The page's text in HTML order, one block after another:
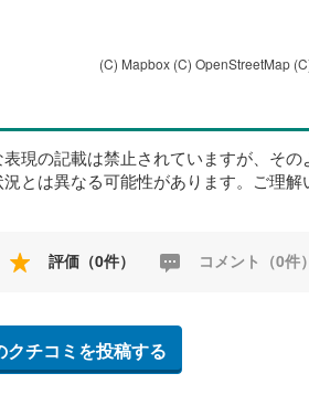
(C) Mapbox (C) OpenStreetMap
現の記載は禁止されていますが、そ
とは異なる可能性があります。ご理
評価（0件） コメント（0件）
クチコミを投稿する